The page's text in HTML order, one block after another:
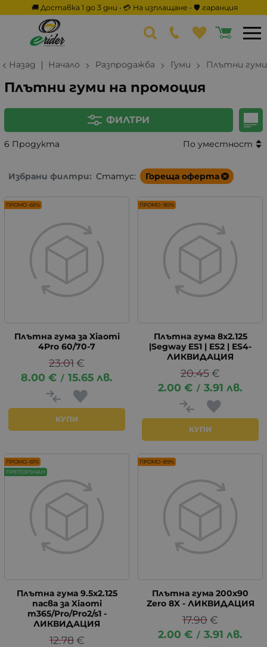
🚚 Доставка 1 до 3 дни • 💳 На изплащане • 🛡️ гаранция
Назад Начало Разпродажба Гуми Плътни гуми
Плътни гуми на промоция
ФИЛТРИ
6 Продукта По уместност
Избрани филтри: Статус: Гореща оферта
Плътна гума за Xiaomi
4Pro 60/70-7
23.01€
8.00 € / 15.65 лв.
КУПИ
ПРОМО -65%
Плътна гума 8x2.125
|Segway ES1 | ES2 | ES4-
ЛИКВИДАЦИЯ
20.45€
2.00 € / 3.91 лв.
КУПИ
ПРОМО -90%
Плътна гума 9.5x2.125
пасва за Xiaomi
m365/Pro/Pro2/s1 -
ЛИКВИДАЦИЯ
12.78 €
ПРОМО -61%
ПРЕПОРЪЧАН
Плътна гума 200x90
Zero 8X - ЛИКВИДАЦИЯ
17.90€
2.00 € / 3.91 лв.
ПРОМО -89%